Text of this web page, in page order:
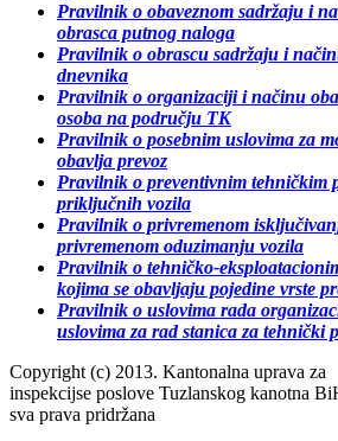
Pravilnik o obaveznom sadržaju i
obrasca putnog naloga
Pravilnik o obrascu sadržaju i
dnevnika
Pravilnik o organizaciji i načinu
osoba na području TK
Pravilnik o posebnim uslovima za
obavlja prevoz
Pravilnik o preventivnim tehničkim
priključnih vozila
Pravilnik o privremenom
privremenom oduzimanju vozila
Pravilnik o tehničko-
kojima se obavljaju pojedine vrste
Pravilnik o uslovima rada
uslovima za rad stanica za tehnički
Copyright (c) 2013. Kantonalna uprava za
inspekcijse poslove Tuzlanskog kanotna
sva prava pridržana